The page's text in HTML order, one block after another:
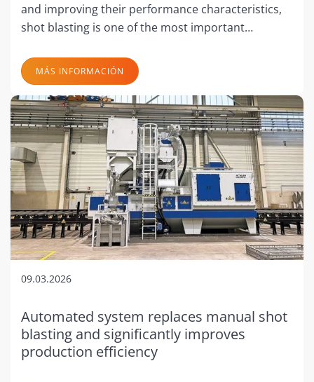
and improving their performance characteristics,
shot blasting is one of the most important…
MÁS INFORMACIÓN
09.03.2026
Automated system replaces manual shot
blasting and significantly improves
production efficiency